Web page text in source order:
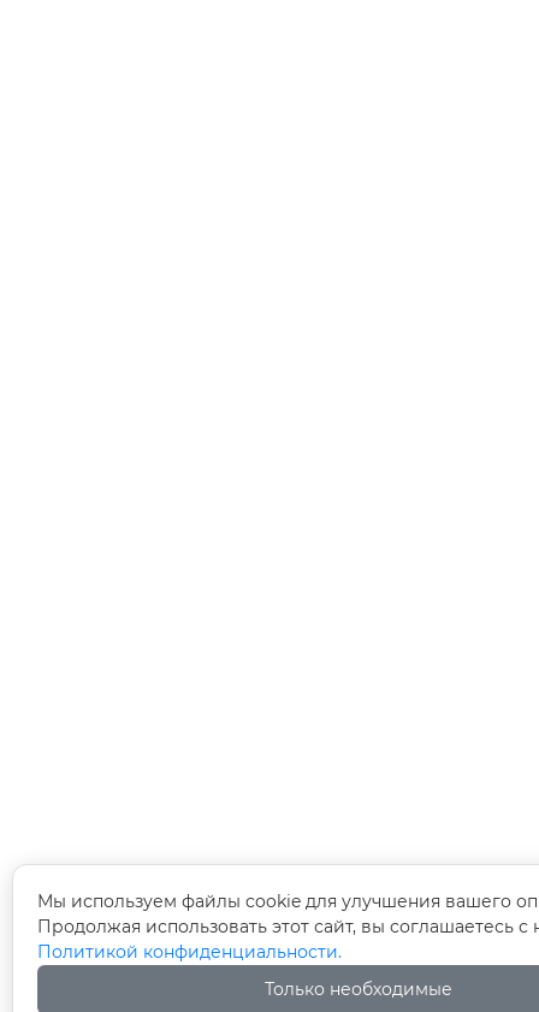
Мы используем файлы cookie для улучшения вашего
Продолжая использовать этот сайт, вы соглашаетесь
Политикой конфиденциальности.
Только необходимые